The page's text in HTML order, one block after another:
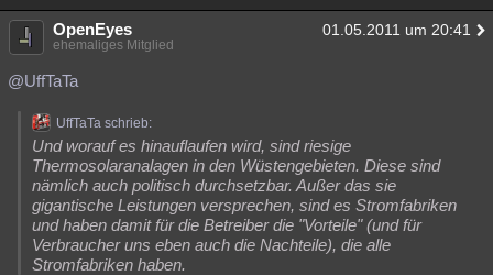
OpenEyes 01.05.2011 um 20:41
ehemaliges Mitglied
@UffTaTa
UffTaTa schrieb:
Und worauf es hinauflaufen wird, sind riesige
Thermosolaranalagen in den Wüstengebieten. Diese sind
nämlich auch politisch durchsetzbar. Außer das sie
gigantische Leistungen versprechen, sind es Stromfabriken
und haben damit für die Betreiber die "Vorteile" (und für
Verbraucher uns eben auch die Nachteile), die alle
Stromfabriken haben.